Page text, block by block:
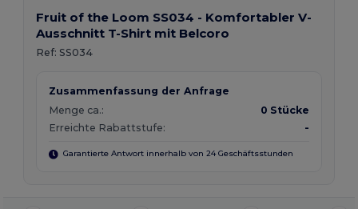
Fruit of the Loom SS034 - Komfortabler V-
Ausschnitt T-Shirt mit Belcoro
Ref: SS034
Zusammenfassung der Anfrage
Menge ca.:
0 Stücke
Erreichte Rabattstufe:
-
Garantierte Antwort innerhalb von 24 Geschäftsstunden